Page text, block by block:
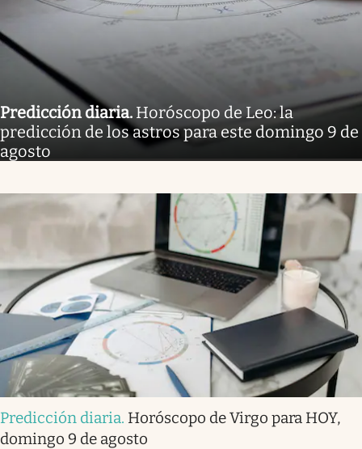
Predicción diaria. Horóscopo de Leo: la
predicción de los astros para este domingo 9 de
agosto
Predicción diaria. Horóscopo de Virgo para HOY,
domingo 9 de agosto